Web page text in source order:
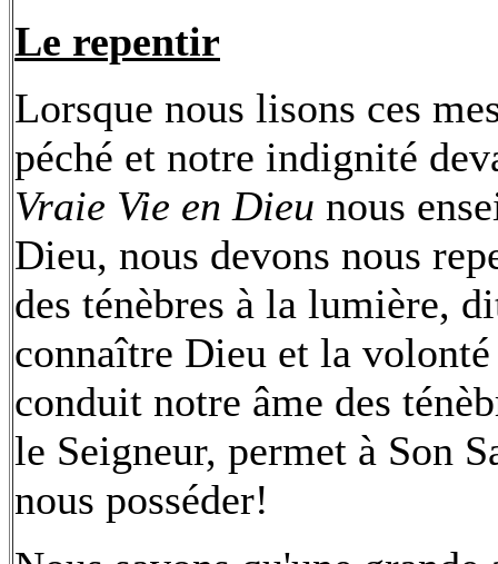
Le repentir
Lorsque nous lisons ces
péché et notre indignité
Vraie Vie en Dieu nous
Dieu, nous devons nous
des ténèbres à la lumière,
connaître Dieu et la
conduit notre âme des
le Seigneur, permet à Son
nous posséder!